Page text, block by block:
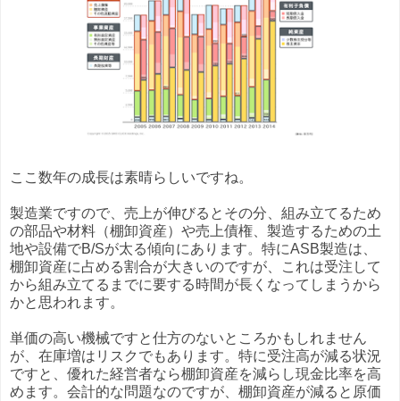
ここ数年の成長は素晴らしいですね。
製造業ですので、売上が伸びるとその分、組み立てるため
の部品や材料（棚卸資産）や売上債権、製造するための土
地や設備でB/Sが太る傾向にあります。特にASB製造は、
棚卸資産に占める割合が大きいのですが、これは受注して
から組み立てるまでに要する時間が長くなってしまうから
かと思われます。
単価の高い機械ですと仕方のないところかもしれません
が、在庫増はリスクでもあります。特に受注高が減る状況
ですと、優れた経営者なら棚卸資産を減らし現金比率を高
めます。会計的な問題なのですが、棚卸資産が減ると原価